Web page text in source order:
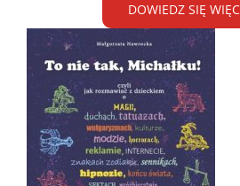
DOWIEDZ SIĘ